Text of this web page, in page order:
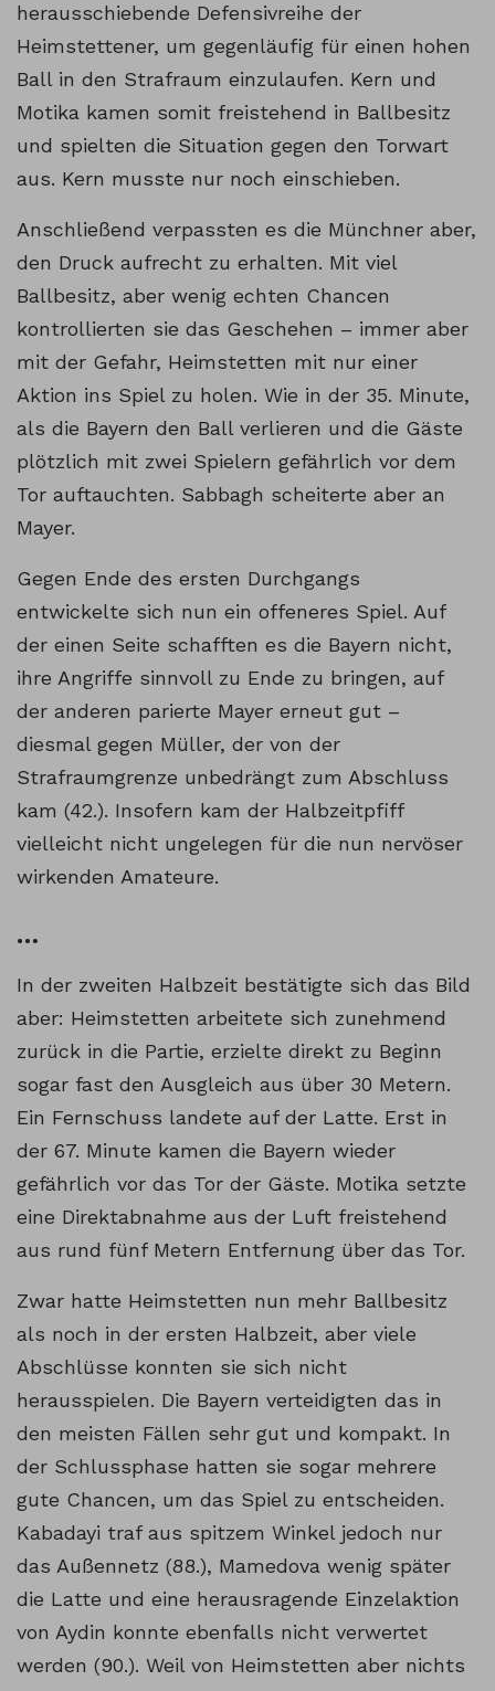
herausschiebende Defensivreihe der
Heimstettener, um gegenläufig für einen hohen
Ball in den Strafraum einzulaufen. Kern und
Motika kamen somit freistehend in Ballbesitz
und spielten die Situation gegen den Torwart
aus. Kern musste nur noch einschieben.
Anschließend verpassten es die Münchner aber,
den Druck aufrecht zu erhalten. Mit viel
Ballbesitz, aber wenig echten Chancen
kontrollierten sie das Geschehen – immer aber
mit der Gefahr, Heimstetten mit nur einer
Aktion ins Spiel zu holen. Wie in der 35. Minute,
als die Bayern den Ball verlieren und die Gäste
plötzlich mit zwei Spielern gefährlich vor dem
Tor auftauchten. Sabbagh scheiterte aber an
Mayer.
Gegen Ende des ersten Durchgangs
entwickelte sich nun ein offeneres Spiel. Auf
der einen Seite schafften es die Bayern nicht,
ihre Angriffe sinnvoll zu Ende zu bringen, auf
der anderen parierte Mayer erneut gut –
diesmal gegen Müller, der von der
Strafraumgrenze unbedrängt zum Abschluss
kam (42.). Insofern kam der Halbzeitpfiff
vielleicht nicht ungelegen für die nun nervöser
wirkenden Amateure.
…
In der zweiten Halbzeit bestätigte sich das Bild
aber: Heimstetten arbeitete sich zunehmend
zurück in die Partie, erzielte direkt zu Beginn
sogar fast den Ausgleich aus über 30 Metern.
Ein Fernschuss landete auf der Latte. Erst in
der 67. Minute kamen die Bayern wieder
gefährlich vor das Tor der Gäste. Motika setzte
eine Direktabnahme aus der Luft freistehend
aus rund fünf Metern Entfernung über das Tor.
Zwar hatte Heimstetten nun mehr Ballbesitz
als noch in der ersten Halbzeit, aber viele
Abschlüsse konnten sie sich nicht
herausspielen. Die Bayern verteidigten das in
den meisten Fällen sehr gut und kompakt. In
der Schlussphase hatten sie sogar mehrere
gute Chancen, um das Spiel zu entscheiden.
Kabadayi traf aus spitzem Winkel jedoch nur
das Außennetz (88.), Mamedova wenig später
die Latte und eine herausragende Einzelaktion
von Aydin konnte ebenfalls nicht verwertet
werden (90.). Weil von Heimstetten aber nichts